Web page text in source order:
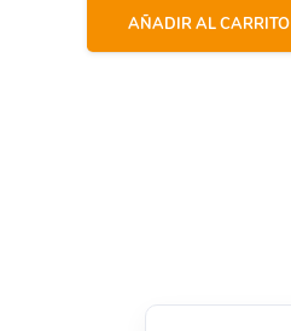
AÑADIR AL CARRITO